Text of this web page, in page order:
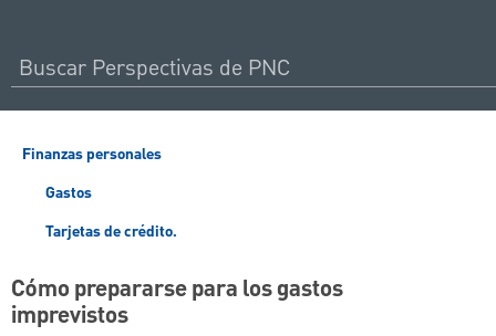
Finanzas personales
Gastos
Tarjetas de crédito.
Cómo prepararse para los gastos
imprevistos